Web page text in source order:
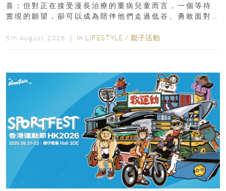
喜；但對正在接受漫長治療的重病兒童而言，一個等待
實現的願望，卻可以成為陪伴他們走過低谷、勇敢面對
5th August, 2026 ｜ In LIFESTYLE / 親子活動